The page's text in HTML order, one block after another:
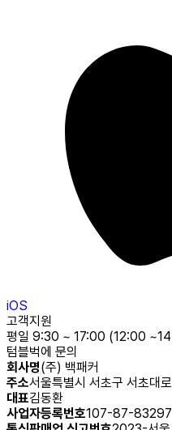
iOS
고객지원
평일 9:30 ~ 17:00 (12:00
텀블벅에 문의
회사명(주) 백패커
주소서울특별시 서초구 서초대
대표김동환
사업자등록번호107-87-83297